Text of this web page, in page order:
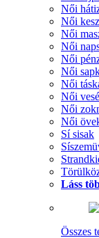
Női
Női
Női
Női
Női
Női
Női
Női
Női
Női
Sí sisak
Láss
Összes